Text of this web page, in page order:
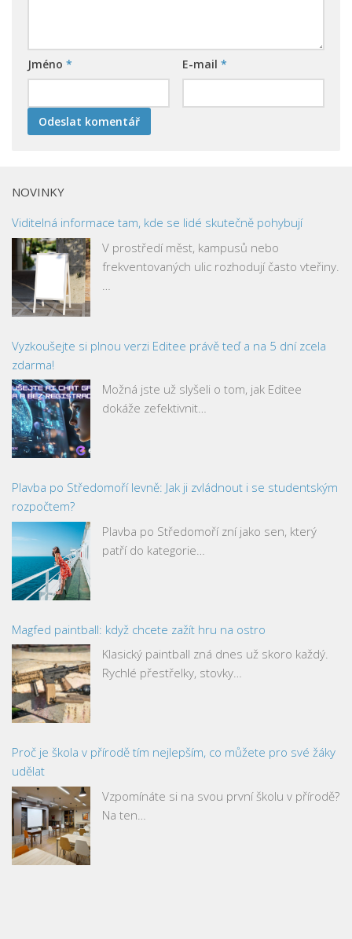
Jméno * E-mail *
NOVINKY
Viditelná informace tam, kde se lidé skutečně pohybují
V prostředí měst, kampusů nebo
frekventovaných ulic rozhodují často vteřiny.
Vyzkoušejte si plnou verzi Editee právě teď a na 5 dní zcela
zdarma!
Možná jste už slyšeli o tom, jak Editee
dokáže zefektivnit…
Plavba po Středomoří levně: Jak ji zvládnout i se studentským
rozpočtem?
Plavba po Středomoří zní jako sen, který
patří do kategorie…
Magfed paintball: když chcete zažít hru na ostro
Klasický paintball zná dnes už skoro každý.
Rychlé přestřelky, stovky…
Proč je škola v přírodě tím nejlepším, co můžete pro své žáky
udělat
Vzpomínáte si na svou první školu v přírodě?
Na ten…